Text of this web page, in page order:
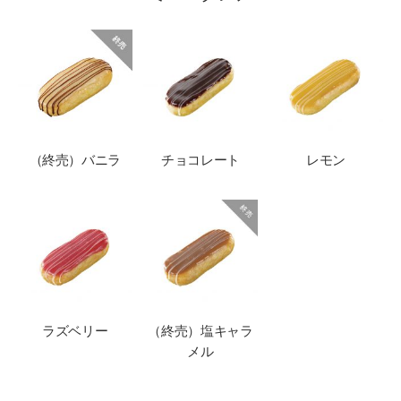
（終売）バニラ チョコレート レモン
ラズベリー
（終売）塩キャラ
メル